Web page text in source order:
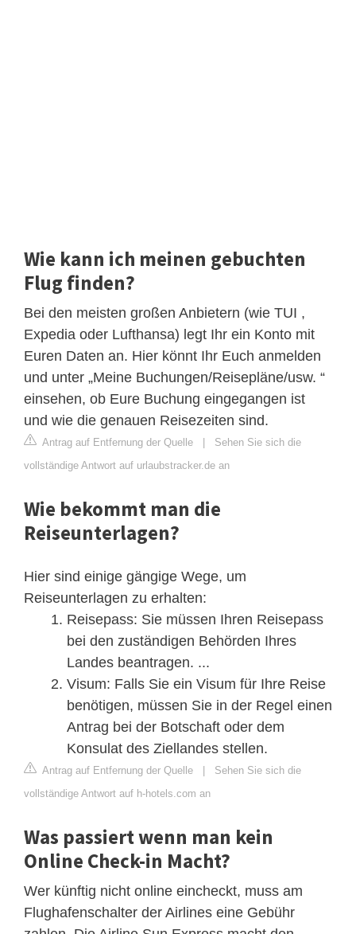
Wie kann ich meinen gebuchten
Flug finden?
Bei den meisten großen Anbietern (wie TUI ,
Expedia oder Lufthansa) legt Ihr ein Konto mit
Euren Daten an. Hier könnt Ihr Euch anmelden
und unter „Meine Buchungen/Reisepläne/usw. “
einsehen, ob Eure Buchung eingegangen ist
und wie die genauen Reisezeiten sind.
Antrag auf Entfernung der Quelle | Sehen Sie sich die
vollständige Antwort auf urlaubstracker.de an
Wie bekommt man die
Reiseunterlagen?
Hier sind einige gängige Wege, um
Reiseunterlagen zu erhalten:
Reisepass: Sie müssen Ihren Reisepass
bei den zuständigen Behörden Ihres
Landes beantragen. ...
Visum: Falls Sie ein Visum für Ihre Reise
benötigen, müssen Sie in der Regel einen
Antrag bei der Botschaft oder dem
Konsulat des Ziellandes stellen.
Antrag auf Entfernung der Quelle | Sehen Sie sich die
vollständige Antwort auf h-hotels.com an
Was passiert wenn man kein
Online Check-in Macht?
Wer künftig nicht online eincheckt, muss am
Flughafenschalter der Airlines eine Gebühr